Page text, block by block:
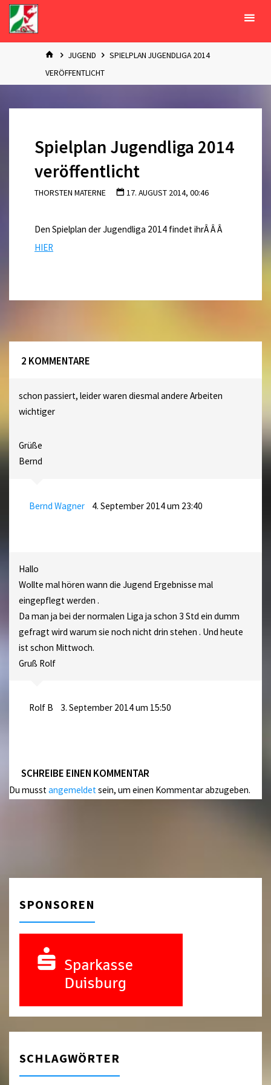
Zum
Inhalt
springen
STARTJUGEND
SPIELPLAN JUGENDLIGA 2014
VERÖFFENTLICHT
Spielplan Jugendliga 2014
veröffentlicht
THORSTEN MATERNE 17. AUGUST 2014, 00:46
Den Spielplan der Jugendliga 2014 findet ihrÂ Â Â
HIER
2 KOMMENTARE
schon passiert, leider waren diesmal andere Arbeiten
wichtiger
Grüße
Bernd
Bernd Wagner 4. September 2014 um 23:40
Hallo
Wollte mal hören wann die Jugend Ergebnisse mal
eingepflegt werden .
Da man ja bei der normalen Liga ja schon 3 Std ein dumm
gefragt wird warum sie noch nicht drin stehen . Und heute
ist schon Mittwoch.
Gruß Rolf
Rolf B 3. September 2014 um 15:50
SCHREIBE EINEN KOMMENTAR
Du musstangemeldetsein, um einen Kommentar abzugeben.
SPONSOREN
SCHLAGWÖRTER